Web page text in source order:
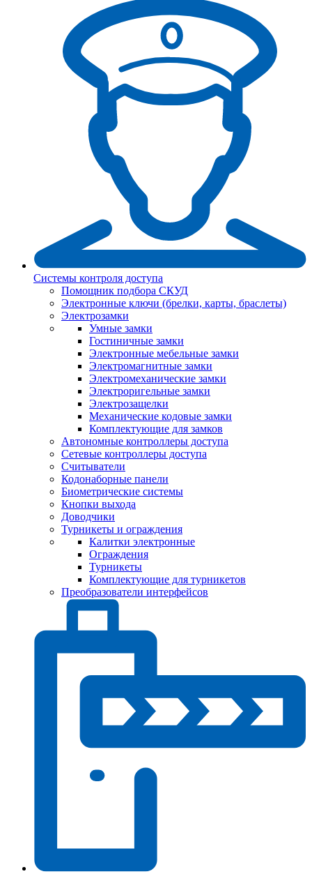
Системы контроля доступа
Помощник подбора СКУД
Электронные ключи (брелки, карты, браслеты)
Электрозамки
Умные замки
Гостиничные замки
Электронные мебельные замки
Электромагнитные замки
Электромеханические замки
Электроригельные замки
Электрозащелки
Механические кодовые замки
Комплектующие для замков
Автономные контроллеры доступа
Сетевые контроллеры доступа
Считыватели
Кодонаборные панели
Биометрические системы
Кнопки выхода
Доводчики
Турникеты и ограждения
Калитки электронные
Ограждения
Турникеты
Комплектующие для турникетов
Преобразователи интерфейсов